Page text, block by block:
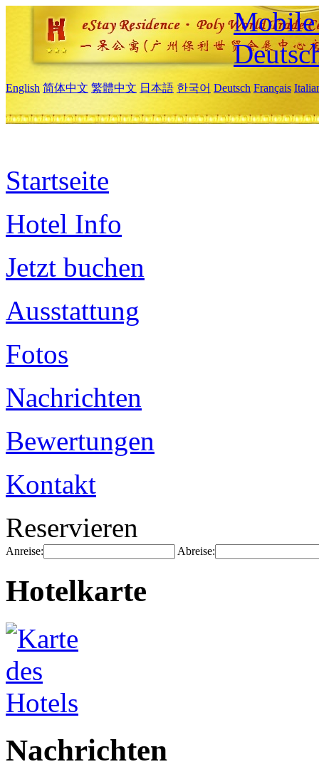
Mobile
English 简体中文 繁體中文 日本語 한국어 Deutsch Français
Startseite
Hotel Info
Jetzt buchen
Ausstattung
Fotos
Nachrichten
Bewertungen
Kontakt
Reservieren
Anreise: Abreise:
Hotelkarte
Nachrichten